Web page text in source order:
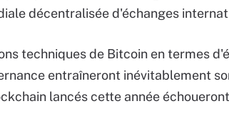
décentralisée d'échanges
techniques de Bitcoin en termes
entraîneront inévitablement
lancés cette année